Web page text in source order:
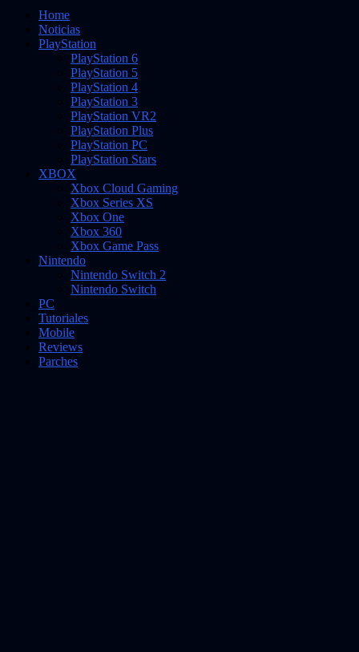
Home
Noticias
PlayStation
PlayStation 6
PlayStation 5
PlayStation 4
PlayStation 3
PlayStation VR2
PlayStation Plus
PlayStation PC
PlayStation Stars
XBOX
Xbox Cloud Gaming
Xbox Series XS
Xbox One
Xbox 360
Xbox Game Pass
Nintendo
Nintendo Switch 2
Nintendo Switch
PC
Tutoriales
Mobile
Reviews
Parches